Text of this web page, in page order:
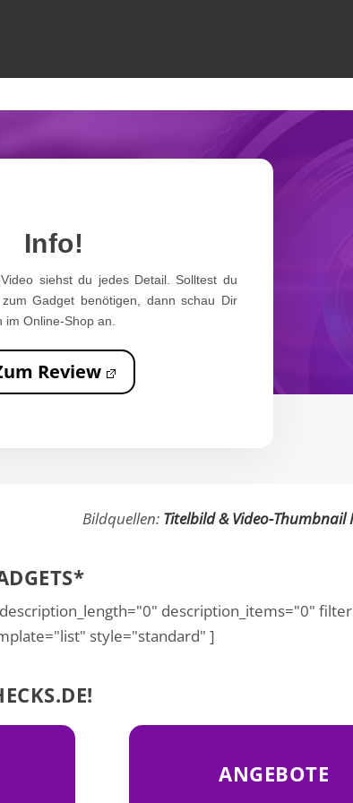
Info!
siehst du jedes Detail. Solltest du
Gadget benötigen, dann schau Dir
Online-Shop an.
Review
Bildquellen: Titelbild & Video-Thumbnail
description_items="0"
style="standard" ]
ANGEBOTE